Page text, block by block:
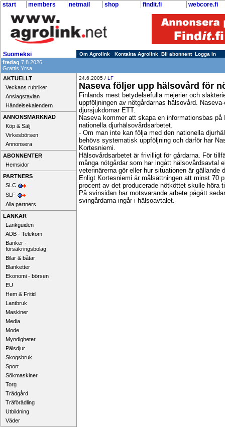
start members netmail shop findit.fi webcore.fi
Suomeksi Om Agrolink Kontakta Agrolink Bli abonnent Logga in
fredag 7.8.2026
Grattis Yrsa
AKTUELLT
Veckans rubriker
Anslagstavlan
Händelsekalendern
ANNONSMARKNAD
Köp & Sälj
Virkesbörsen
Annonsera
ABONNENTER
Hemsidor
PARTNERS
SLC
SLF
Alla partners
LÄNKAR
Länkguiden
ADB - Telekom
Banker -
försäkringsbolag
Bilar & båtar
Blanketter
Ekonomi - börsen
EU
Hem & Fritid
Lantbruk
Maskiner
Media
Mode
Myndigheter
Pälsdjur
Skogsbruk
Sport
Sökmaskiner
Torg
Trädgård
Träförädling
Utbildning
Väder
24.6.2005 / LF
Naseva följer upp hälsovård för
Finlands mest betydelsefulla mejerier och
uppföljningen av nötgårdarnas hälsovård.
djursjukdomar ETT.
Naseva kommer att skapa en informationsbas
nationella djurhälsovårdsarbetet.
- Om man inte kan följa med den nationella
behövs systematisk uppföljning och därför har
Kortesniemi.
Hälsovårdsarbetet är frivilligt för gårdarna. För
många nötgårdar som har ingått hälsovårdsavtal
veterinärerna gör eller hur situationen är
Enligt Kortesniemi är målsättningen att minst 70
procent av det producerade nötköttet skulle höra
På svinsidan har motsvarande arbete pågått
svingårdarna ingår i hälsoavtalet.